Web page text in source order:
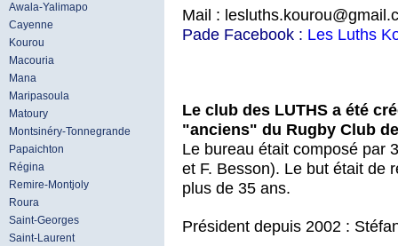
Awala-Yalimapo
Cayenne
Kourou
Macouria
Mana
Maripasoula
Matoury
Montsinéry-Tonnegrande
Papaichton
Régina
Remire-Montjoly
Roura
Saint-Georges
Saint-Laurent
Mail :
Pade Facebook : Les Luths
Le club des LUTHS a été
"anciens" du Rugby Club
Le bureau était composé par
et F. Besson). Le but était de
plus de 35 ans.
Président depuis 2002 :